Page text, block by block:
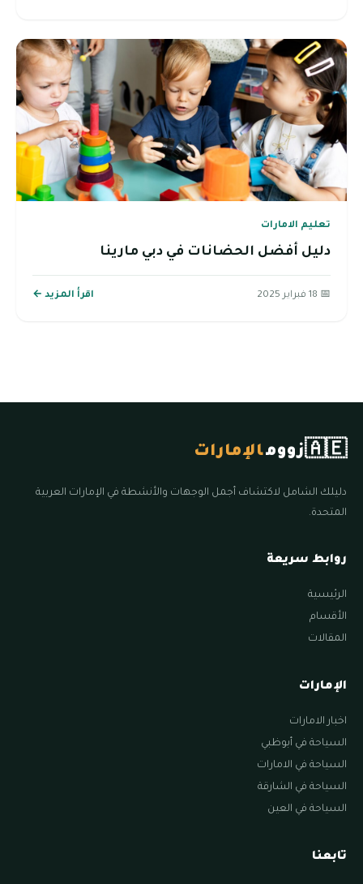
تعليم الامارات
دليل أفضل الحضانات في دبي مارينا
📅 18 فبراير 2025 اقرأ المزيد ←
🇦🇪زوومالإمارات
دليلك الشامل لاكتشاف أجمل الوجهات والأنشطة في الإمارات العربية
المتحدة.
روابط سريعة
الرئيسية
الأقسام
المقالات
الإمارات
اخبار الامارات
السياحة في أبوظبي
السياحة في الامارات
السياحة في الشارقة
السياحة في العين
تابعنا